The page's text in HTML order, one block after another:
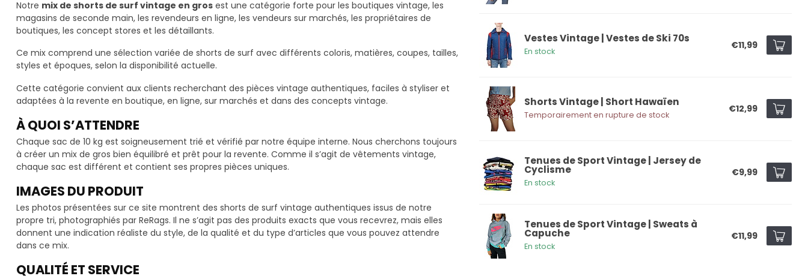
Notre mix de shorts de surf vintage en gros est une catégorie forte pour les boutiques vintage, les
magasins de seconde main, les revendeurs en ligne, les vendeurs sur marchés, les propriétaires de
boutiques, les concept stores et les détaillants.
Ce mix comprend une sélection variée de shorts de surf avec différents coloris, matières, coupes, tailles,
styles et époques, selon la disponibilité actuelle.
Cette catégorie convient aux clients recherchant des pièces vintage authentiques, faciles à styliser et
adaptées à la revente en boutique, en ligne, sur marchés et dans des concepts vintage.
À QUOI S’ATTENDRE
Chaque sac de 10 kg est soigneusement trié et vérifié par notre équipe interne. Nous cherchons toujours
à créer un mix de gros bien équilibré et prêt pour la revente. Comme il s’agit de vêtements vintage,
chaque sac est différent et contient ses propres pièces uniques.
IMAGES DU PRODUIT
Les photos présentées sur ce site montrent des shorts de surf vintage authentiques issus de notre
propre tri, photographiés par ReRags. Il ne s’agit pas des produits exacts que vous recevrez, mais elles
donnent une indication réaliste du style, de la qualité et du type d’articles que vous pouvez attendre
dans ce mix.
QUALITÉ ET SERVICE
Vestes Vintage | Vestes de Ski 70s
En stock
€11,99
Shorts Vintage | Short Hawaïen
Temporairement en rupture de stock
€12,99
Tenues de Sport Vintage | Jersey de
Cyclisme
En stock
€9,99
Tenues de Sport Vintage | Sweats à
Capuche
En stock
€11,99